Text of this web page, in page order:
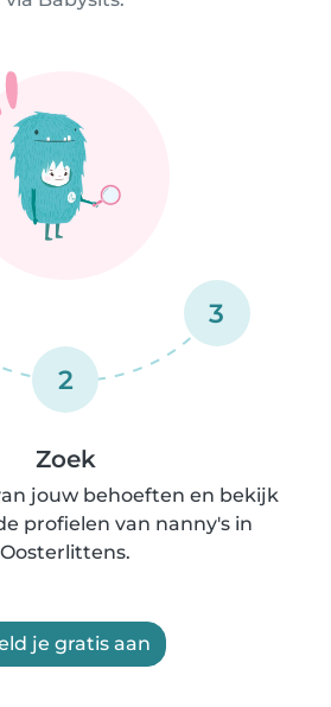
2
3
Zoek
jouw behoeften en bekijk
profielen van nanny's in
Oosterlittens.
je gratis aan